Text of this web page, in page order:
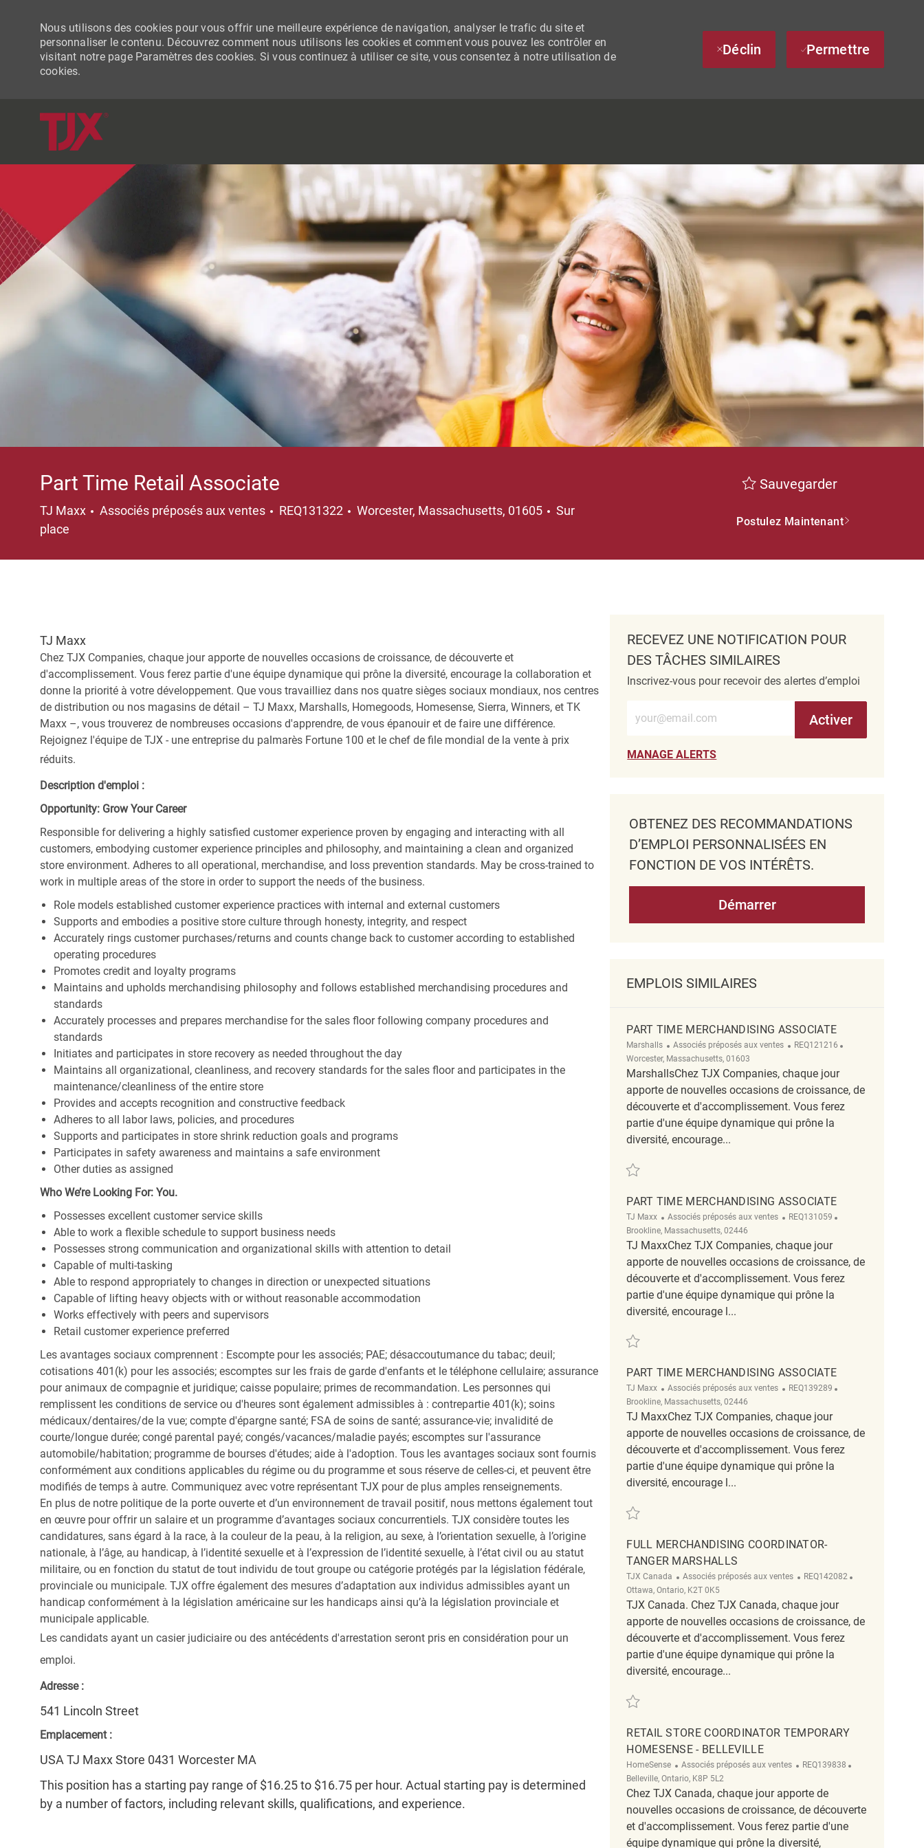
Nous utilisons des cookies pour vous offrir une meilleure expérience de navigation, analyser le trafic du site et
personnaliser le contenu. Découvrez comment nous utilisons les cookies et comment vous pouvez les contrôler en
visitant notre page Paramètres des cookies. Si vous continuez à utiliser ce site, vous consentez à notre utilisation de
cookies.
Déclin Permettre
Part Time Retail Associate
TJ Maxx Catégorie
Associés préposés aux ventes REQ131322 Emplacement
Worcester, Massachusetts, 01605
Sur
place
Sauvegarder
Postulez Maintenant
TJ Maxx
Chez TJX Companies, chaque jour apporte de nouvelles occasions de croissance, de découverte et
d'accomplissement. Vous ferez partie d'une équipe dynamique qui prône la diversité, encourage la collaboration et
donne la priorité à votre développement. Que vous travailliez dans nos quatre sièges sociaux mondiaux, nos centres
de distribution ou nos magasins de détail – TJ Maxx, Marshalls, Homegoods, Homesense, Sierra, Winners, et TK
Maxx –, vous trouverez de nombreuses occasions d'apprendre, de vous épanouir et de faire une différence.
Rejoignez l'équipe de TJX - une entreprise du palmarès Fortune 100 et le chef de file mondial de la vente à prix
réduits.
Description d'emploi :
Opportunity: Grow Your Career
Responsible for delivering a highly satisfied customer experience proven by engaging and interacting with all
customers, embodying customer experience principles and philosophy, and maintaining a clean and organized
store environment. Adheres to all operational, merchandise, and loss prevention standards. May be cross-trained to
work in multiple areas of the store in order to support the needs of the business.
Role models established customer experience practices with internal and external customers
Supports and embodies a positive store culture through honesty, integrity, and respect
Accurately rings customer purchases/returns and counts change back to customer according to established
operating procedures
Promotes credit and loyalty programs
Maintains and upholds merchandising philosophy and follows established merchandising procedures and
standards
Accurately processes and prepares merchandise for the sales floor following company procedures and
standards
Initiates and participates in store recovery as needed throughout the day
Maintains all organizational, cleanliness, and recovery standards for the sales floor and participates in the
maintenance/cleanliness of the entire store
Provides and accepts recognition and constructive feedback
Adheres to all labor laws, policies, and procedures
Supports and participates in store shrink reduction goals and programs
Participates in safety awareness and maintains a safe environment
Other duties as assigned
Who We’re Looking For: You.
Possesses excellent customer service skills
Able to work a flexible schedule to support business needs
Possesses strong communication and organizational skills with attention to detail
Capable of multi-tasking
Able to respond appropriately to changes in direction or unexpected situations
Capable of lifting heavy objects with or without reasonable accommodation
Works effectively with peers and supervisors
Retail customer experience preferred
Les avantages sociaux comprennent : Escompte pour les associés; PAE; désaccoutumance du tabac; deuil;
cotisations 401(k) pour les associés; escomptes sur les frais de garde d'enfants et le téléphone cellulaire; assurance
pour animaux de compagnie et juridique; caisse populaire; primes de recommandation. Les personnes qui
remplissent les conditions de service ou d'heures sont également admissibles à : contrepartie 401(k); soins
médicaux/dentaires/de la vue; compte d'épargne santé; FSA de soins de santé; assurance-vie; invalidité de
courte/longue durée; congé parental payé; congés/vacances/maladie payés; escomptes sur l'assurance
automobile/habitation; programme de bourses d'études; aide à l'adoption. Tous les avantages sociaux sont fournis
conformément aux conditions applicables du régime ou du programme et sous réserve de celles-ci, et peuvent être
modifiés de temps à autre. Communiquez avec votre représentant TJX pour de plus amples renseignements.
En plus de notre politique de la porte ouverte et d’un environnement de travail positif, nous mettons également tout
en œuvre pour offrir un salaire et un programme d’avantages sociaux concurrentiels. TJX considère toutes les
candidatures, sans égard à la race, à la couleur de la peau, à la religion, au sexe, à l’orientation sexuelle, à l’origine
nationale, à l’âge, au handicap, à l’identité sexuelle et à l’expression de l’identité sexuelle, à l’état civil ou au statut
militaire, ou en fonction du statut de tout individu de tout groupe ou catégorie protégés par la législation fédérale,
provinciale ou municipale. TJX offre également des mesures d’adaptation aux individus admissibles ayant un
handicap conformément à la législation américaine sur les handicaps ainsi qu’à la législation provinciale et
municipale applicable.
Les candidats ayant un casier judiciaire ou des antécédents d'arrestation seront pris en considération pour un
emploi.
Adresse :
541 Lincoln Street
Emplacement :
USA TJ Maxx Store 0431 Worcester MA
This position has a starting pay range of $16.25 to $16.75 per hour. Actual starting pay is determined
by a number of factors, including relevant skills, qualifications, and experience.
RECEVEZ UNE NOTIFICATION POUR
DES TÂCHES SIMILAIRES
Inscrivez-vous pour recevoir des alertes d’emploi
Entrez l’adresse e-mail (obligatoire)
Activer
MANAGE ALERTS
OBTENEZ DES RECOMMANDATIONS
D’EMPLOI PERSONNALISÉES EN
FONCTION DE VOS INTÉRÊTS.
Démarrer
EMPLOIS SIMILAIRES
PART TIME MERCHANDISING ASSOCIATE
Marshalls Catégorie
Associés préposés aux ventes ReqId
REQ121216
Worcester, Massachusetts, 01603
MarshallsChez TJX Companies, chaque jour
apporte de nouvelles occasions de croissance, de
découverte et d'accomplissement. Vous ferez
partie d'une équipe dynamique qui prône la
diversité, encourage...
PART TIME MERCHANDISING ASSOCIATE
TJ Maxx Catégorie
Associés préposés aux ventes ReqId
REQ131059
Brookline, Massachusetts, 02446
TJ MaxxChez TJX Companies, chaque jour
apporte de nouvelles occasions de croissance, de
découverte et d'accomplissement. Vous ferez
partie d'une équipe dynamique qui prône la
diversité, encourage l...
Sauvegarder part time merchandising associate REQ131059
PART TIME MERCHANDISING ASSOCIATE
TJ Maxx Catégorie
Associés préposés aux ventes ReqId
REQ139289
Brookline, Massachusetts, 02446
TJ MaxxChez TJX Companies, chaque jour
apporte de nouvelles occasions de croissance, de
découverte et d'accomplissement. Vous ferez
partie d'une équipe dynamique qui prône la
diversité, encourage l...
Sauvegarder part time merchandising associate REQ139289
FULL MERCHANDISING COORDINATOR-
TANGER MARSHALLS
TJX Canada Catégorie
Associés préposés aux ventes ReqId
REQ142082
Ottawa, Ontario, K2T 0K5
TJX Canada. Chez TJX Canada, chaque jour
apporte de nouvelles occasions de croissance, de
découverte et d'accomplissement. Vous ferez
partie d'une équipe dynamique qui prône la
diversité, encourage...
Sauvegarder full merchandising coordinator-Tanger Marshalls REQ142082
RETAIL STORE COORDINATOR TEMPORARY
HOMESENSE - BELLEVILLE
HomeSense Catégorie
Associés préposés aux ventes ReqId
REQ139838
Belleville, Ontario, K8P 5L2
Chez TJX Canada, chaque jour apporte de
nouvelles occasions de croissance, de découverte
et d'accomplissement. Vous ferez partie d'une
équipe dynamique qui prône la diversité,